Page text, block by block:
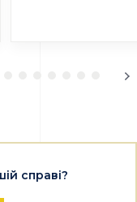
справі?